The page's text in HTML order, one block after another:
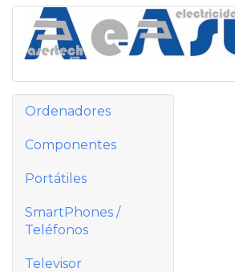
Ordenadores
Componentes
Portátiles
SmartPhones /
Teléfonos
Televisor